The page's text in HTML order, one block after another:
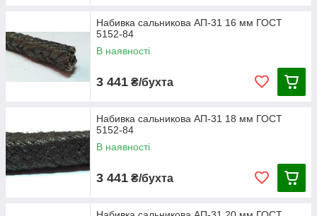
Набивка сальникова АП-31 16 мм ГОСТ
5152-84
В наявності
3 441 ₴/бухта
Набивка сальникова АП-31 18 мм ГОСТ
5152-84
В наявності
3 441 ₴/бухта